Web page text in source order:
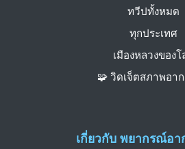
เกี่ยวกับ พยากรณ์อา
ทวีปทั้งหมด
ทุกประเทศ
เมืองหลวงของโ
🧩 วิดเจ็ตสภาพอา